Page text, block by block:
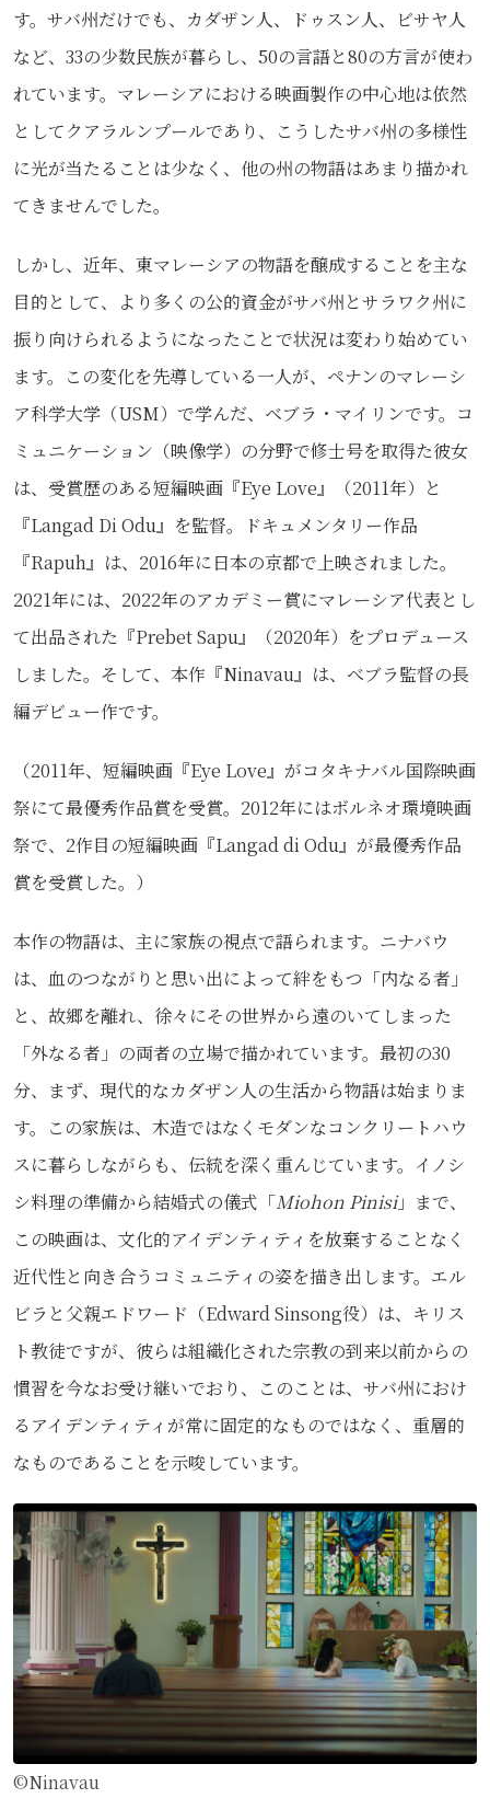
す。サバ州だけでも、カダザン人、ドゥスン人、ビサヤ人
など、33の少数民族が暮らし、50の言語と80の方言が使わ
れています。マレーシアにおける映画製作の中心地は依然
としてクアラルンプールであり、こうしたサバ州の多様性
に光が当たることは少なく、他の州の物語はあまり描かれ
てきませんでした。
しかし、近年、東マレーシアの物語を醸成することを主な
目的として、より多くの公的資金がサバ州とサラワク州に
振り向けられるようになったことで状況は変わり始めてい
ます。この変化を先導している一人が、ペナンのマレーシ
ア科学大学（USM）で学んだ、ベブラ・マイリンです。コ
ミュニケーション（映像学）の分野で修士号を取得た彼女
は、受賞歴のある短編映画『Eye Love』（2011年）と
『Langad Di Odu』を監督。ドキュメンタリー作品
『Rapuh』は、2016年に日本の京都で上映されました。
2021年には、2022年のアカデミー賞にマレーシア代表とし
て出品された『Prebet Sapu』（2020年）をプロデュース
しました。そして、本作『Ninavau』は、べブラ監督の長
編デビュー作です。
（2011年、短編映画『Eye Love』がコタキナバル国際映画
祭にて最優秀作品賞を受賞。2012年にはボルネオ環境映画
祭で、2作目の短編映画『Langad di Odu』が最優秀作品
賞を受賞した。）
本作の物語は、主に家族の視点で語られます。ニナバウ
は、血のつながりと思い出によって絆をもつ「内なる者」
と、故郷を離れ、徐々にその世界から遠のいてしまった
「外なる者」の両者の立場で描かれています。最初の30
分、まず、現代的なカダザン人の生活から物語は始まりま
す。この家族は、木造ではなくモダンなコンクリートハウ
スに暮らしながらも、伝統を深く重んじています。イノシ
シ料理の準備から結婚式の儀式「Miohon Pinisi」まで、
この映画は、文化的アイデンティティを放棄することなく
近代性と向き合うコミュニティの姿を描き出します。エル
ビラと父親エドワード（Edward Sinsong役）は、キリス
ト教徒ですが、彼らは組織化された宗教の到来以前からの
慣習を今なお受け継いでおり、このことは、サバ州におけ
るアイデンティティが常に固定的なものではなく、重層的
なものであることを示唆しています。
©Ninavau